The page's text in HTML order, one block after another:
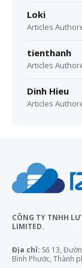
Loki
Articles
tienthanh
Articles
Dinh Hieu
Articles
CÔNG TY TNHH
LIMITED.
Địa chỉ: Số 13,
Bình Phước, Thành